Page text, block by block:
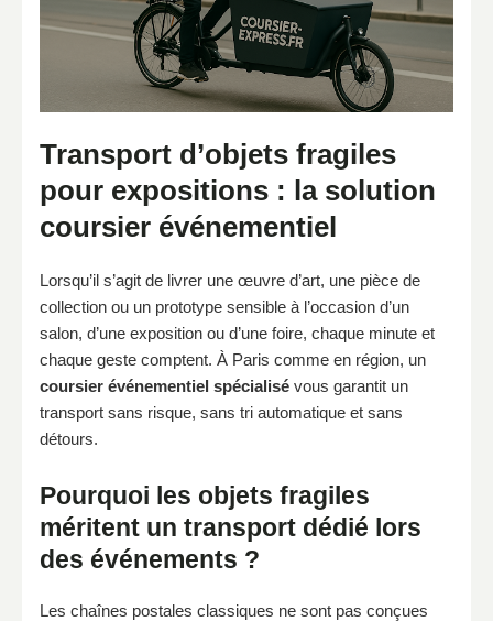
Transport d’objets fragiles
pour expositions : la solution
coursier événementiel
Lorsqu’il s’agit de livrer une œuvre d’art, une pièce de
collection ou un prototype sensible à l’occasion d’un
salon, d’une exposition ou d’une foire, chaque minute et
chaque geste comptent. À Paris comme en région, un
coursier événementiel spécialisé vous garantit un
transport sans risque, sans tri automatique et sans
détours.
Pourquoi les objets fragiles
méritent un transport dédié lors
des événements ?
Les chaînes postales classiques ne sont pas conçues